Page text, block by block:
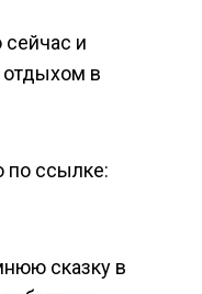
сейчас и
отдыхом в
по ссылке:
сказку в